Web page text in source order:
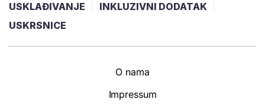
USKLAĐIVANJE
INKLUZIVNI DODATAK
USKRSNICE
O nama
Impressum